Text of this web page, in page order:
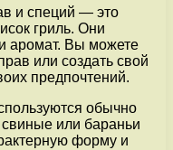
и специй — это
гриль. Они
аромат. Вы можете
или создать свой
предпочтений.
обычно
свиные или бараньи
форму и